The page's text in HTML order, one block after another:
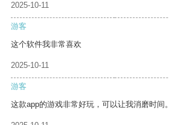
2025-10-11
游客
这个软件我非常喜欢
2025-10-11
游客
这款app的游戏非常好玩，可以让我消磨时间。